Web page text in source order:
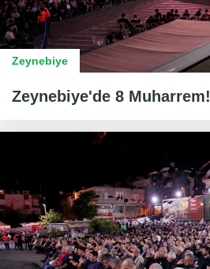
Zeynebiye
Zeynebiye'de 8 Muharrem!